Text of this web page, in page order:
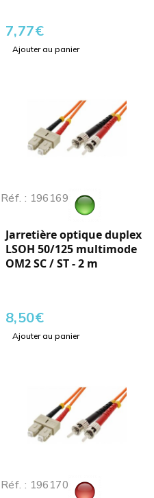
7,77€
Ajouter au panier
Réf. : 196169
Jarretière optique duplex
LSOH 50/125 multimode
OM2 SC / ST - 2 m
8,50€
Ajouter au panier
Réf. : 196170